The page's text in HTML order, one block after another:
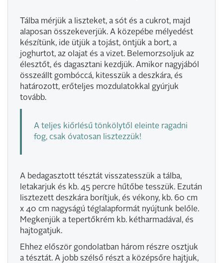
Tálba mérjük a liszteket, a sót és a cukrot, majd
alaposan összekeverjük. A közepébe mélyedést
készítünk, ide ütjük a tojást, öntjük a bort, a
joghurtot, az olajat és a vizet. Belemorzsoljuk az
élesztőt, és dagasztani kezdjük. Amikor nagyjából
összeállt gombóccá, kitesszük a deszkára, és
határozott, erőteljes mozdulatokkal gyúrjuk
tovább.
A teljes kiőrlésű tönkölytől eleinte ragadni
fog, csak óvatosan lisztezzük!
A bedagasztott tésztát visszatesszük a tálba,
letakarjuk és kb. 45 percre hűtőbe tesszük. Ezután
lisztezett deszkára borítjuk, és vékony, kb. 60 cm
x 40 cm nagyságú téglalapformát nyújtunk belőle.
Megkenjük a tepertőkrém kb. kétharmadával, és
hajtogatjuk.
Ehhez először gondolatban három részre osztjuk
a tésztát. A jobb szélső részt a középsőre hajtjuk,